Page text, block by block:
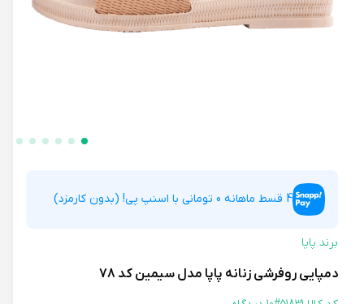
4 قسط ماهانه 0 تومانی با اسنپ پی! (بدون کارمزد)
برند پاپا
دمپایی روفرشی زنانه پاپا مدل سیمین کد 78